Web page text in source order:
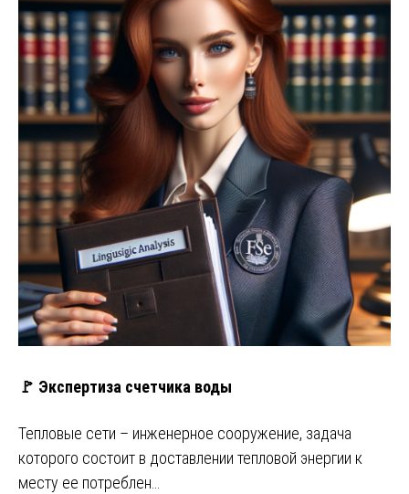
🚩 Экспертиза счетчика воды
Тепловые сети – инженерное сооружение, задача
которого состоит в доставлении тепловой энергии к
месту ее потреблен…